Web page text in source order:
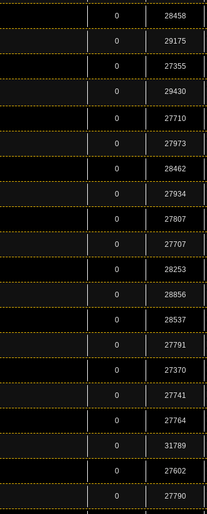
0 28458
0 29175
0 27355
0 29430
0 27710
0 27973
0 28462
0 27934
0 27807
0 27707
0 28253
0 28856
0 28537
0 27791
0 27370
0 27741
0 27764
0 31789
0 27602
0 27790